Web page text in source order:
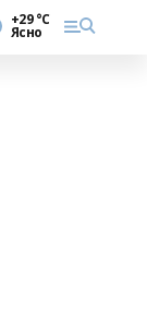
+29 °С
Ясно